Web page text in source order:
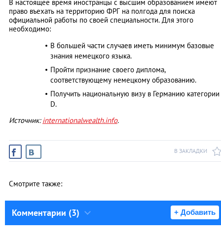
В настоящее время иностранцы с высшим образованием имеют
право въехать на территорию ФРГ на полгода для поиска
официальной работы по своей специальности. Для этого
необходимо:
В большей части случаев иметь минимум базовые
знания немецкого языка.
Пройти признание своего диплома,
соответствующему немецкому образованию.
Получить национальную визу в Германию категории
D.
Источник:internationalwealth.info.
В ЗАКЛАДКИ
Смотрите также:
Комментарии (3) + Добавить